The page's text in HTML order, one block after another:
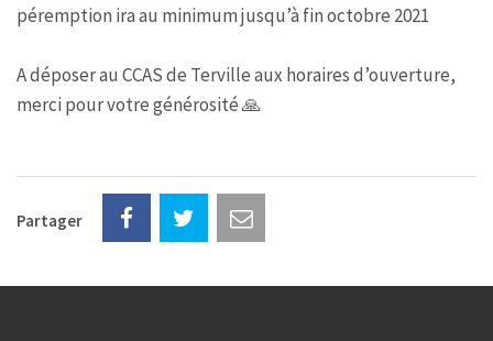
péremption ira au minimum jusqu’à fin octobre 2021
A déposer au CCAS de Terville aux horaires d’ouverture,
merci pour votre générosité 🙏
Partager